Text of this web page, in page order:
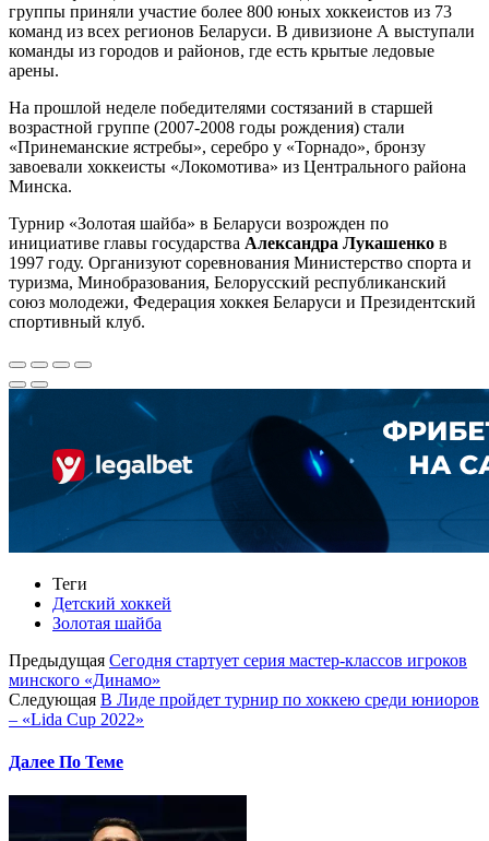
группы приняли участие более 800 юных хоккеистов из 73
команд из всех регионов Беларуси. В дивизионе А выступали
команды из городов и районов, где есть крытые ледовые
арены.
На прошлой неделе победителями состязаний в старшей
возрастной группе (2007-2008 годы рождения) стали
«Принеманские ястребы», серебро у «Торнадо», бронзу
завоевали хоккеисты «Локомотива» из Центрального района
Минска.
Турнир «Золотая шайба» в Беларуси возрожден по
инициативе главы государства Александра Лукашенко в
1997 году. Организуют соревнования Министерство спорта и
туризма, Минобразования, Белорусский республиканский
союз молодежи, Федерация хоккея Беларуси и Президентский
спортивный клуб.
Теги
Детский хоккей
Золотая шайба
Предыдущая Сегодня стартует серия мастер-классов игроков
минского «Динамо»
Следующая В Лиде пройдет турнир по хоккею среди юниоров
– «Lida Cup 2022»
Далее По Теме